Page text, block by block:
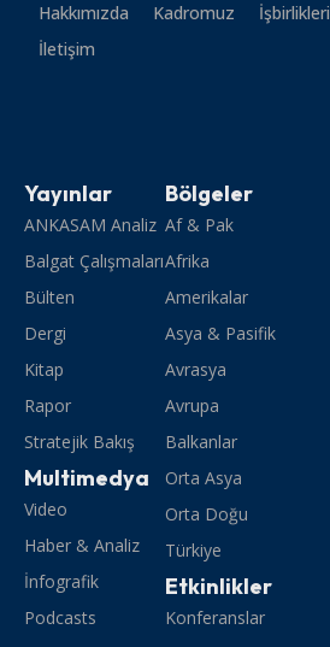
Hakkımızda Kadromuz İşbirlikleri
İletişim
Yayınlar
ANKASAM Analiz
Balgat Çalışmaları
Bülten
Dergi
Kitap
Rapor
Stratejik Bakış
Multimedya
Video
Haber & Analiz
İnfografik
Podcasts
Bölgeler
Af & Pak
Afrika
Amerikalar
Asya & Pasifik
Avrasya
Avrupa
Balkanlar
Orta Asya
Orta Doğu
Türkiye
Etkinlikler
Konferanslar